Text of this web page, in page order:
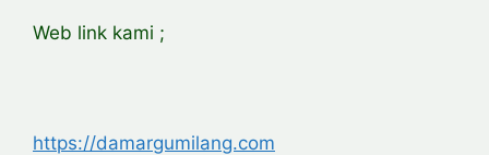
Web link kami ;
https://damargumilang.com